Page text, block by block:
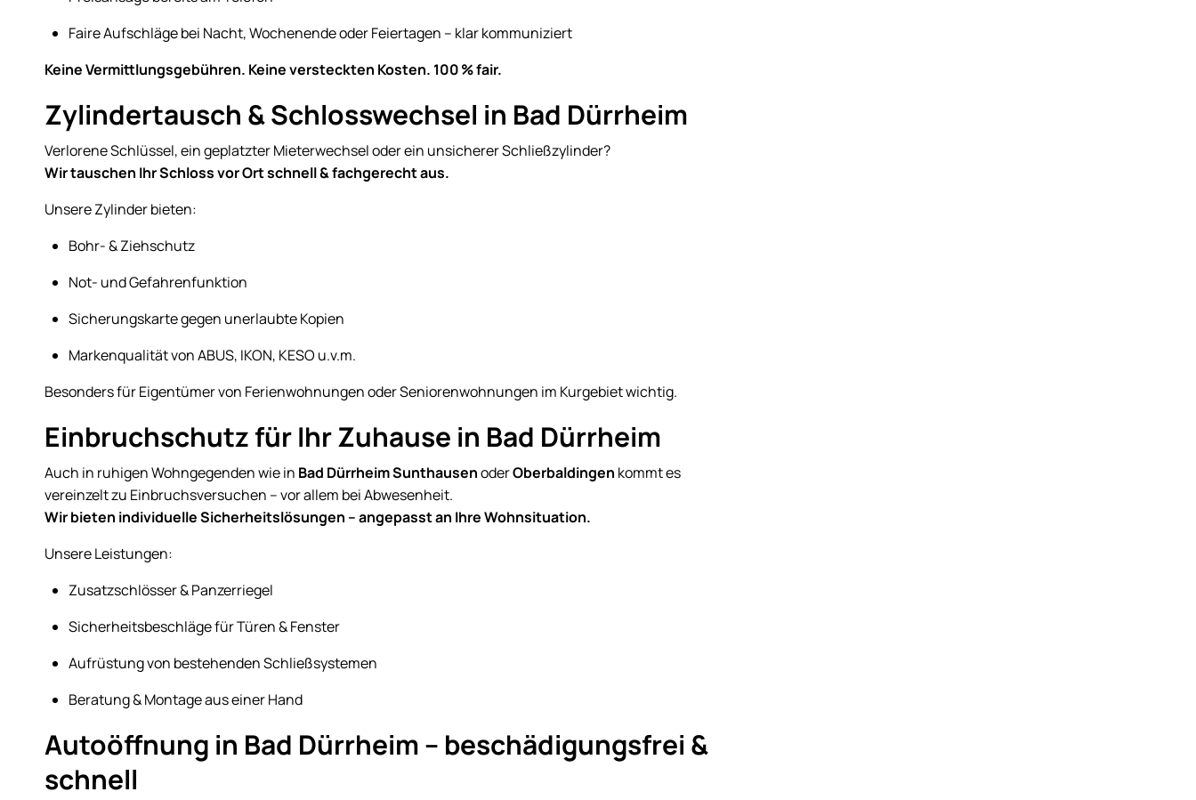
Faire Aufschläge bei Nacht, Wochenende oder Feiertagen – klar kommuniziert
Keine Vermittlungsgebühren. Keine versteckten Kosten. 100 % fair.
Zylindertausch & Schlosswechsel in Bad Dürrheim
Verlorene Schlüssel, ein geplatzter Mieterwechsel oder ein unsicherer Schließzylinder?
Wir tauschen Ihr Schloss vor Ort schnell & fachgerecht aus.
Unsere Zylinder bieten:
Bohr- & Ziehschutz
Not- und Gefahrenfunktion
Sicherungskarte gegen unerlaubte Kopien
Markenqualität von ABUS, IKON, KESO u.v.m.
Besonders für Eigentümer von Ferienwohnungen oder Seniorenwohnungen im Kurgebiet wichtig.
Einbruchschutz für Ihr Zuhause in Bad Dürrheim
Auch in ruhigen Wohngegenden wie in Bad Dürrheim SunthausenoderOberbaldingen kommt es
vereinzelt zu Einbruchsversuchen – vor allem bei Abwesenheit.
Wir bieten individuelle Sicherheitslösungen – angepasst an Ihre Wohnsituation.
Unsere Leistungen:
Zusatzschlösser & Panzerriegel
Sicherheitsbeschläge für Türen & Fenster
Aufrüstung von bestehenden Schließsystemen
Beratung & Montage aus einer Hand
Autoöffnung in Bad Dürrheim – beschädigungsfrei &
schnell